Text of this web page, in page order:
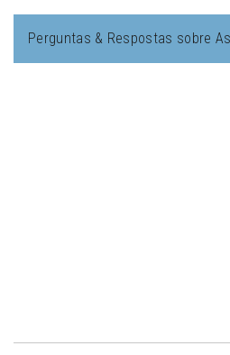
Perguntas & Respostas sobre